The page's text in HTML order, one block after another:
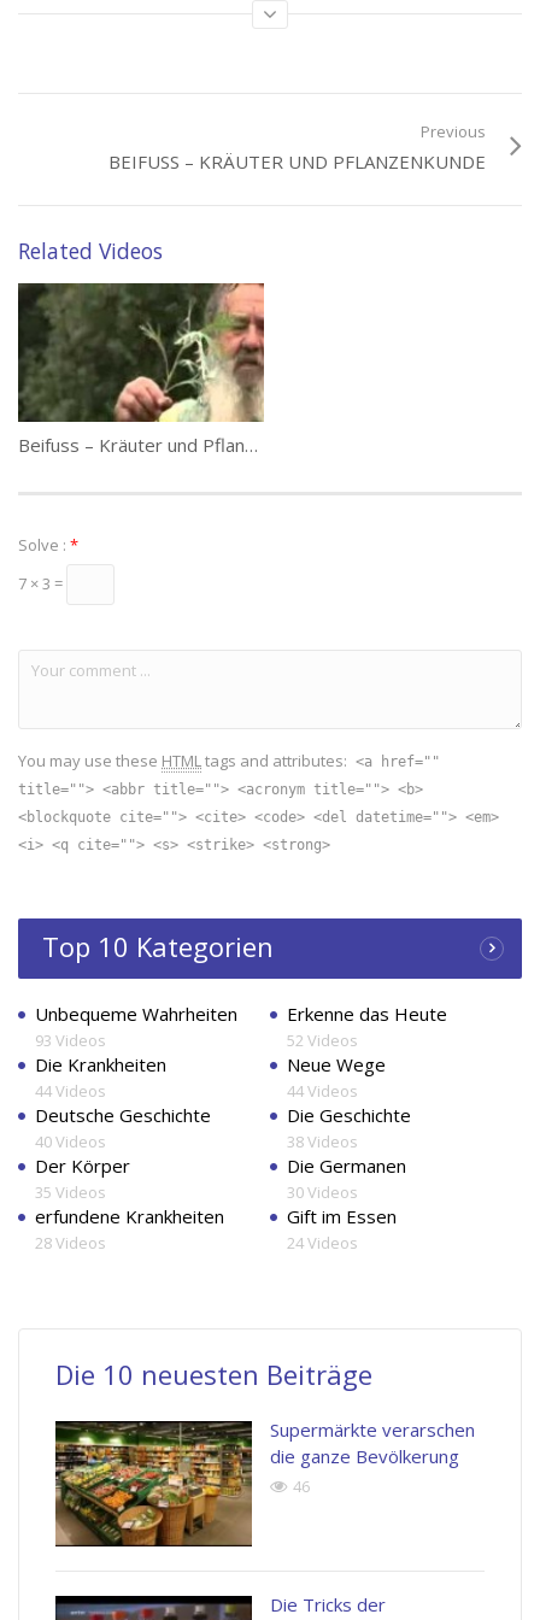
Previous
BEIFUSS – KRÄUTER UND PFLANZENKUNDE
Related Videos
Beifuss – Kräuter und Pflanzenkunde
Solve : *
7 × 3 =
You may use these HTMLtags and attributes: <a href=""
title=""> <abbr title=""> <acronym title=""> <b>
<blockquote cite=""> <cite> <code> <del datetime=""> <em>
<i> <q cite=""> <s> <strike> <strong>
Top 10 Kategorien
Unbequeme Wahrheiten
93 Videos
Erkenne das Heute
52 Videos
Die Krankheiten
44 Videos
Neue Wege
44 Videos
Deutsche Geschichte
40 Videos
Die Geschichte
38 Videos
Der Körper
35 Videos
Die Germanen
30 Videos
erfundene Krankheiten
28 Videos
Gift im Essen
24 Videos
Die 10 neuesten Beiträge
Supermärkte verarschen
die ganze Bevölkerung
46
Die Tricks der